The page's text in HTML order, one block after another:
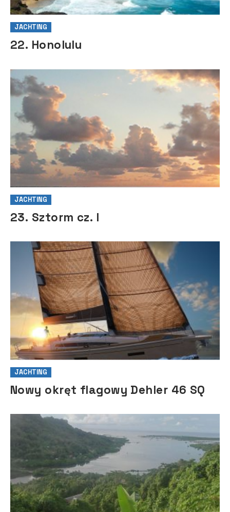
JACHTING
22. Honolulu
JACHTING
23. Sztorm cz. I
JACHTING
Nowy okręt flagowy Dehler 46 SQ